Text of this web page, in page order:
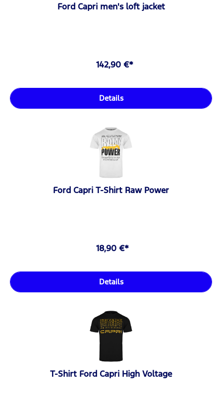
Ford Capri men's loft jacket
142,90 €*
Details
Ford Capri T-Shirt Raw Power
18,90 €*
Details
T-Shirt Ford Capri High Voltage